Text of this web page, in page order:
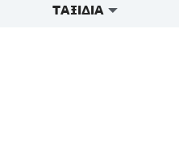
ΤΑΞΙΔΙΑ